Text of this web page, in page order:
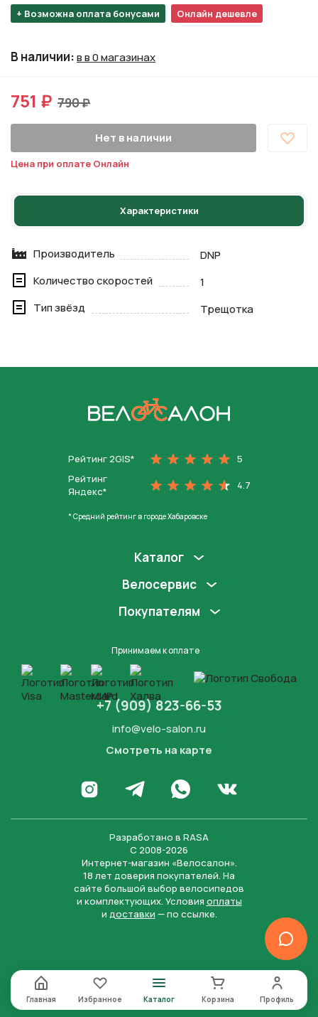
+ Возможна оплата бонусами Онлайн дешевле
В наличии:в в 0 магазинах
751 ₽ 790 ₽
Нет в наличии
Цена при оплате Онлайн
Характеристики
Производитель
DNP
Количество скоростей
1
Тип звёзд
Трещотка
Рейтинг 2GIS*
5
Рейтинг
Яндекс*
4.7
* Средний рейтинг в городе Хабаровске
Каталог
Велосервис
Покупателям
Принимаем к оплате
+7 (909) 823-66-53
info@velo-salon.ru
Смотреть на карте
Перейти в Инстаграм
Написать в Телеграм
Написать в WhatsApp
Перейти во
Разработано в RASA
С 2008-2026
Интернет-магазин «Велосалон».
18 лет доверия покупателей. На
сайте большой выбор велосипедов
и комплектующих. Условия оплаты
и доставки — по ссылке.
Главная Избранное Каталог Корзина Профиль
Нажимая на кнопку “Отправить заявку”, вы даете
согласие на обработку персональных данных и
соглашаетесь с политикой конфиденциальности